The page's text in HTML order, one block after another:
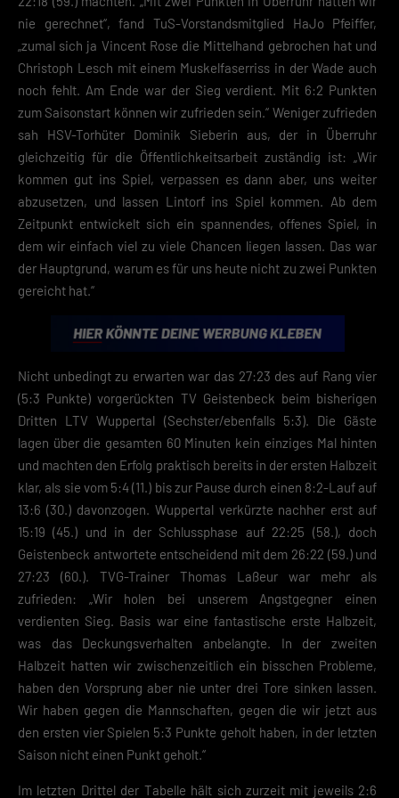
nie gerechnet“, fand TuS-Vorstandsmitglied HaJo Pfeiffer,
„zumal sich ja Vincent Rose die Mittelhand gebrochen hat und
Christoph Lesch mit einem Muskelfaserriss in der Wade auch
noch fehlt. Am Ende war der Sieg verdient. Mit 6:2 Punkten
zum Saisonstart können wir zufrieden sein.“ Weniger zufrieden
sah HSV-Torhüter Dominik Sieberin aus, der in Überruhr
gleichzeitig für die Öffentlichkeitsarbeit zuständig ist: „Wir
kommen gut ins Spiel, verpassen es dann aber, uns weiter
abzusetzen, und lassen Lintorf ins Spiel kommen. Ab dem
Zeitpunkt entwickelt sich ein spannendes, offenes Spiel, in
dem wir einfach viel zu viele Chancen liegen lassen. Das war
der Hauptgrund, warum es für uns heute nicht zu zwei Punkten
gereicht hat.“
Nicht unbedingt zu erwarten war das 27:23 des auf Rang vier
(5:3 Punkte) vorgerückten TV Geistenbeck beim bisherigen
Dritten LTV Wuppertal (Sechster/ebenfalls 5:3). Die Gäste
lagen über die gesamten 60 Minuten kein einziges Mal hinten
und machten den Erfolg praktisch bereits in der ersten Halbzeit
klar, als sie vom 5:4 (11.) bis zur Pause durch einen 8:2-Lauf auf
13:6 (30.) davonzogen. Wuppertal verkürzte nachher erst auf
15:19 (45.) und in der Schlussphase auf 22:25 (58.), doch
Geistenbeck antwortete entscheidend mit dem 26:22 (59.) und
27:23 (60.). TVG-Trainer Thomas Laßeur war mehr als
zufrieden: „Wir holen bei unserem Angstgegner einen
verdienten Sieg. Basis war eine fantastische erste Halbzeit,
was das Deckungsverhalten anbelangte. In der zweiten
Halbzeit hatten wir zwischenzeitlich ein bisschen Probleme,
haben den Vorsprung aber nie unter drei Tore sinken lassen.
Wir haben gegen die Mannschaften, gegen die wir jetzt aus
den ersten vier Spielen 5:3 Punkte geholt haben, in der letzten
Saison nicht einen Punkt geholt.“
Im letzten Drittel der Tabelle hält sich zurzeit mit jeweils 2:6